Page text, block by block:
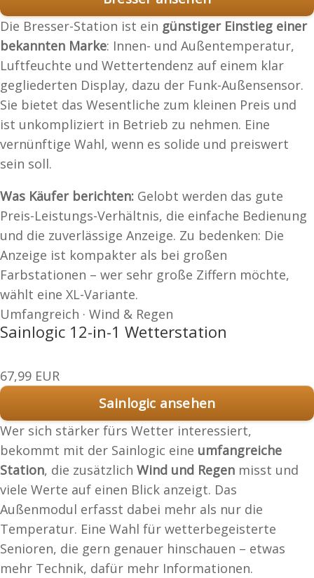
Die Bresser-Station ist ein günstiger Einstieg einer
bekannten Marke: Innen- und Außentemperatur,
Luftfeuchte und Wettertendenz auf einem klar
gegliederten Display, dazu der Funk-Außensensor.
Sie bietet das Wesentliche zum kleinen Preis und
ist unkompliziert in Betrieb zu nehmen. Eine
vernünftige Wahl, wenn es solide und preiswert
sein soll.
Was Käufer berichten: Gelobt werden das gute
Preis-Leistungs-Verhältnis, die einfache Bedienung
und die zuverlässige Anzeige. Zu bedenken: Die
Anzeige ist kompakter als bei großen
Farbstationen – wer sehr große Ziffern möchte,
wählt eine XL-Variante.
Umfangreich · Wind & Regen
Sainlogic 12-in-1 Wetterstation
67,99 EUR
Sainlogic ansehen
Wer sich stärker fürs Wetter interessiert,
bekommt mit der Sainlogic eine umfangreiche
Station, die zusätzlich Wind und Regen misst und
viele Werte auf einen Blick anzeigt. Das
Außenmodul erfasst dabei mehr als nur die
Temperatur. Eine Wahl für wetterbegeisterte
Senioren, die gern genauer hinschauen – etwas
mehr Technik, dafür mehr Informationen.